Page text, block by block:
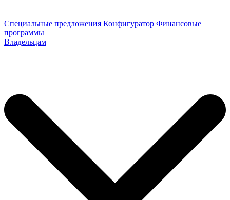
Специальные предложения Конфигуратор Финансовые
программы
Владельцам